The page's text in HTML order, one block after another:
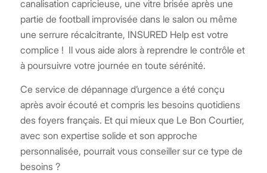
canalisation capricieuse, une vitre brisée après une
partie de football improvisée dans le salon ou même
une serrure récalcitrante, INSURED Help est votre
complice ! Il vous aide alors à reprendre le contrôle et
à poursuivre votre journée en toute sérénité.
Ce service de dépannage d’urgence a été conçu
après avoir écouté et compris les besoins quotidiens
des foyers français. Et qui mieux que Le Bon Courtier,
avec son expertise solide et son approche
personnalisée, pourrait vous conseiller sur ce type de
besoins ?